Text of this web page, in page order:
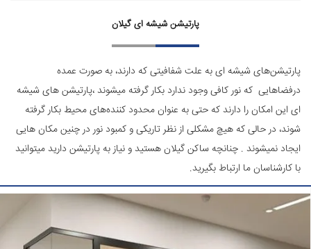
پارتیشن شیشه ای گیلان
پارتیشن‌های شیشه ‌ای به علت شفافیتی که دارند، به صورت عمده
درفضاهایی که نور کافی وجود ندارد بکار گرفته میشوند ،پارتیشن های شیشه
ای این امکان را دارند که حتی به عنوان محدود کننده‌های محیط بکار گرفته
شوند، در حالی که هیچ مشکلی از نظر تاریکی و کمبود نور در چنین مکان هایی
ایجاد نمیشوند . چنانچه ساکن گیلان هستید و نیاز به پارتیشن دارید میتوانید
با کارشناسان ما ارتباط بگیرید.